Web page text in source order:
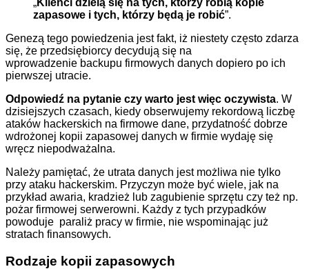
zapasowe i tych, którzy będą je robić”.
Genezą tego powiedzenia jest fakt, iż niestety często zdarza
się, że przedsiębiorcy decydują się na
wprowadzenie backupu firmowych danych dopiero po ich
pierwszej utracie.
Odpowiedź na pytanie czy warto jest więc oczywista. W
dzisiejszych czasach, kiedy obserwujemy rekordową liczbę
ataków hackerskich na firmowe dane, przydatność dobrze
wdrożonej kopii zapasowej danych w firmie wydaję się
wręcz niepodważalna.
Należy pamiętać, że utrata danych jest możliwa nie tylko
przy ataku hackerskim. Przyczyn może być wiele, jak na
przykład awaria, kradzież lub zagubienie sprzętu czy też np.
pożar firmowej serwerowni. Każdy z tych przypadków
powoduje paraliż pracy w firmie, nie wspominając już
stratach finansowych.
Rodzaje kopii zapasowych